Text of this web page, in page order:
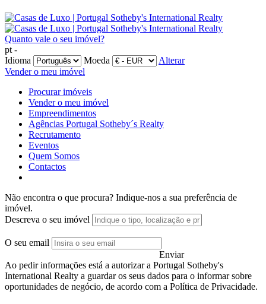
Quanto vale o seu imóvel?
pt -
Idioma
Moeda
Alterar
Vender o meu imóvel
Procurar imóveis
Vender o meu imóvel
Empreendimentos
Agências Portugal Sotheby´s Realty
Recrutamento
Eventos
Quem Somos
Contactos
Não encontra o que procura? Indique-nos a sua preferência de
imóvel.
Descreva o seu imóvel
O seu email
Enviar
Ao pedir informações está a autorizar a Portugal Sotheby's
International Realty a guardar os seus dados para o informar sobre
oportunidades de negócio, de acordo com a Política de Privacidade.